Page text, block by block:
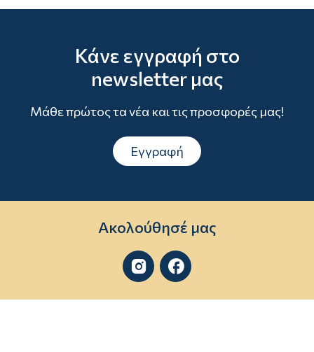
Κάνε εγγραφή στο
newsletter μας
Μάθε πρώτος τα νέα και τις προσφορές μας!
Εγγραφή
Ακολούθησέ μας
 